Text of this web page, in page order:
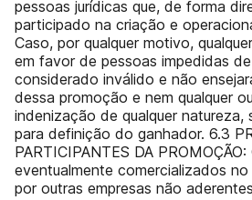
pessoas jurídicas que, de forma
participado na criação e
Caso, por qualquer motivo,
em favor de pessoas impedidas
considerado inválido e não
dessa promoção e nem qualquer
indenização de qualquer
para definição do ganhador. 6.3
PARTICIPANTES DA
eventualmente comercializados
por outras empresas não